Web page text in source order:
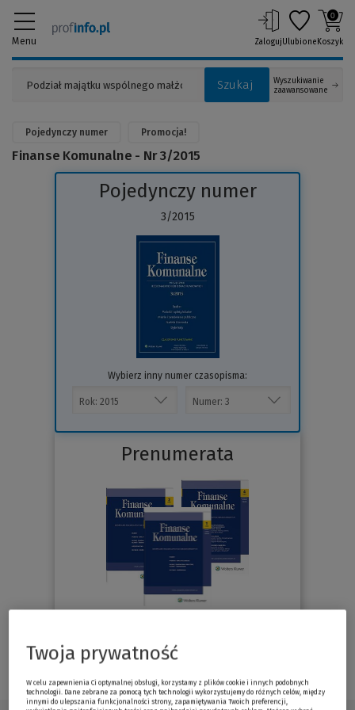
Menu
Szukaj
Wyszukiwanie
zaawansowane
ZalogujUlubione
0
Koszyk
Pojedynczy numer Promocja!
Finanse Komunalne - Nr 3/2015
Pojedynczy numer
3/2015
Wybierz inny numer czasopisma:
Prenumerata
Sprawdź
Twoja prywatność
W celu zapewnienia Ci optymalnej obsługi, korzystamy z plików cookie i innych podobnych
technologii. Dane zebrane za pomocą tych technologii wykorzystujemy do różnych celów, między
innymi do ulepszania funkcjonalności strony, zapamiętywania Twoich preferencji,